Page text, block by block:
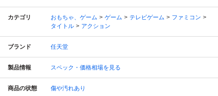
カテゴリ おもちゃ、ゲーム ゲーム テレビゲーム
ファミコン
タイトル
アクション
ブランド 任天堂
製品情報 スペック・価格相場を見る
商品の状態 傷や汚れあり